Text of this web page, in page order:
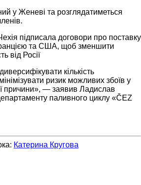
у Женеві та розглядатиметься
підписала договори про поставку
та США, щоб зменшити
від Росії
кількість
ризик можливих збоїв у
причини», — заявив Ладислав
паливного циклу «ČEZ
Катерина Кругова